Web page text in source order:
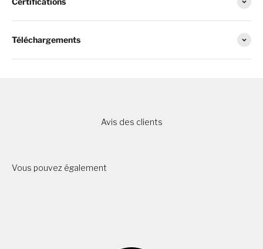
Téléchargements
Avis des clients
Vous pouvez également